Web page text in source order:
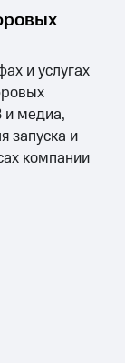
и услугах
и медиа,
запуска и
компании